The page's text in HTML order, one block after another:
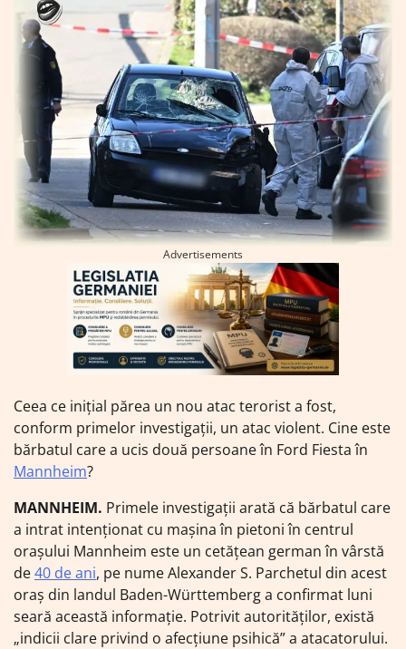
Advertisements
Ceea ce inițial părea un nou atac terorist a fost,
conform primelor investigații, un atac violent. Cine este
bărbatul care a ucis două persoane în Ford Fiesta în
Mannheim?
MANNHEIM. Primele investigații arată că bărbatul care
a intrat intenționat cu mașina în pietoni în centrul
orașului Mannheim este un cetățean german în vârstă
de40 de ani, pe nume Alexander S. Parchetul din acest
oraș din landul Baden-Württemberg a confirmat luni
seară această informație. Potrivit autorităților, există
„indicii clare privind o afecțiune psihică” a atacatorului.